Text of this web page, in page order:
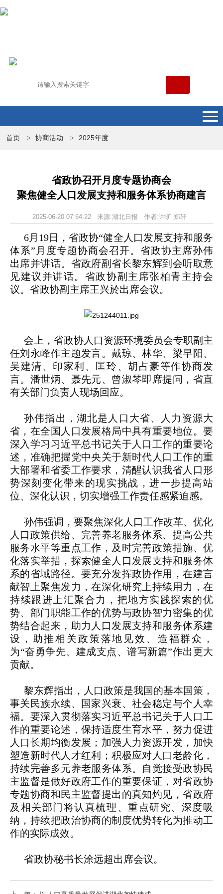
首页 > 协商活动 > 2025年度
省政协召开月度专题协商会
聚焦健全人口发展支持和服务体系协商建言
2025-06-20 07:54:22 来源:湖北日报 作者:许旷 郑轩
6月19日，省政协“健全人口发展支持和服务
体系”月度专题协商会召开。省政协主席孙伟
出席并讲话。省政府副省长黎东辉到会听取意
见建议并讲话。省政协副主席张柏青主持会
议。省政协副主席王兴於出席会议。
会上，省政协人口资源环境委员会专职副主
任刘永峰作主题发言。戴琼、林华、梁早阳、
吴建清、印家利、匡玲、胡占豪等作协商发
言。潘世炳、聂先元、曾淑琴即席提问，省直
有关部门负责人现场回应。
孙伟指出，湖北是人口大省、人力资源大
省，在全国人口发展格局中具有重要地位。要
深入学习习近平总书记关于人口工作的重要论
述，准确把握党中央关于新时代人口工作的重
大部署和省委工作要求，清醒认识我省人口形
势深刻变化带来的现实挑战，进一步提高站
位、深化认识，切实增强工作责任感紧迫感。
孙伟强调，要聚焦深化人口工作改革、优化
人口政策供给、完善养老服务体系、提高公共
服务水平等重点工作，及时完善政策措施、优
化落实举措，探索健全人口发展支持和服务体
系的省域路径。要充分发挥政协作用，在建言
献智上聚焦发力，在深化研究上持续用力，在
持续跟进上汇聚合力，把地方实践探索的优
势、部门职能工作的优势与政协智力密集的优
势结合起来，助力人口发展支持和服务体系建
设，助推相关政策落地见效、造福群众，
为“奋勇争先、建成支点、谱写新篇”作出更大
贡献。
黎东辉指出，人口政策是我国的基本国策，
事关民族永续、国家兴衰、社会稳定与个人幸
福。要深入贯彻落实习近平总书记关于人口工
作的重要论述，保持适度生育水平，努力促进
人口长期均衡发展；加强人力资源开发，加快
塑造新时代人才红利；积极应对人口老龄化，
持续完善多元养老服务体系。自觉接受政协民
主监督是做好政府工作的重要保证，对省政协
专题协商和民主监督提出的真知灼见，省政府
及相关部门将认真梳理、重点研究、深度吸
纳，持续把政治协商的制度优势转化为推动工
作的实际成效。
省政协秘书长涂远超出席会议。